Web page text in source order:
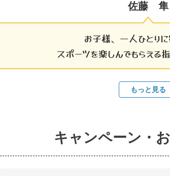
佐藤 隼
お子様、一人ひとりに
スポーツを楽しんでもらえる
もっと見る
キャンペーン・